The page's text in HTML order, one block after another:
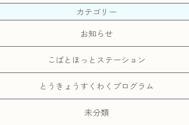
カテゴリー
お知らせ
こばとほっとステーション
とうきょうすくわくプログラム
未分類